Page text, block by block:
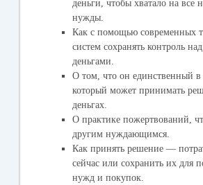
деньги, чтобы хватало на все
нужды.
Как с помощью современных
систем сохранять контроль
деньгами.
О том, что он единственный в
который может принимать
деньгах.
О практике пожертвований,
другим нуждающимся.
Как принять решение —
сейчас или сохранить их для
нужд и покупок.